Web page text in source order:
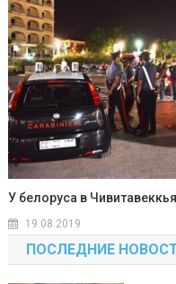
У белоруса в
19.08.2019
ПОСЛЕДНИЕ